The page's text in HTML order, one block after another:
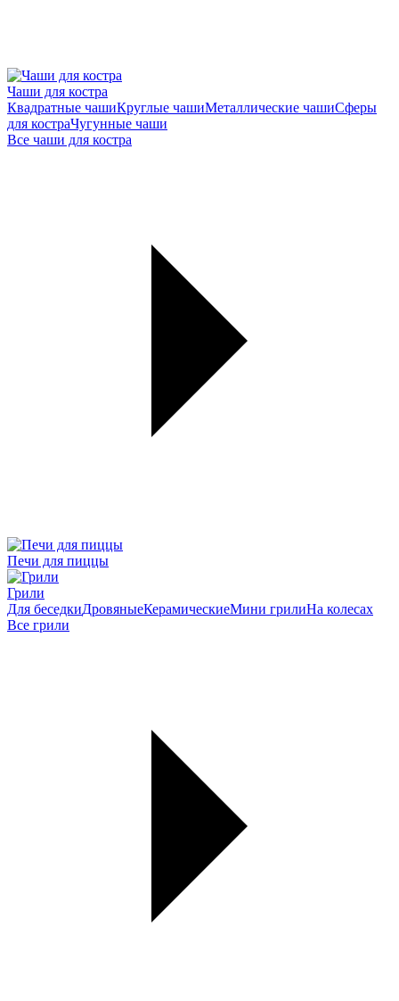
Чаши для костра
Квадратные чашиКруглые чашиМеталлические чашиСферы
для костраЧугунные чаши
Все чаши для костра
Печи для пиццы
Грили
Для беседкиДровяныеКерамическиеМини грилиНа колесах
Все грили